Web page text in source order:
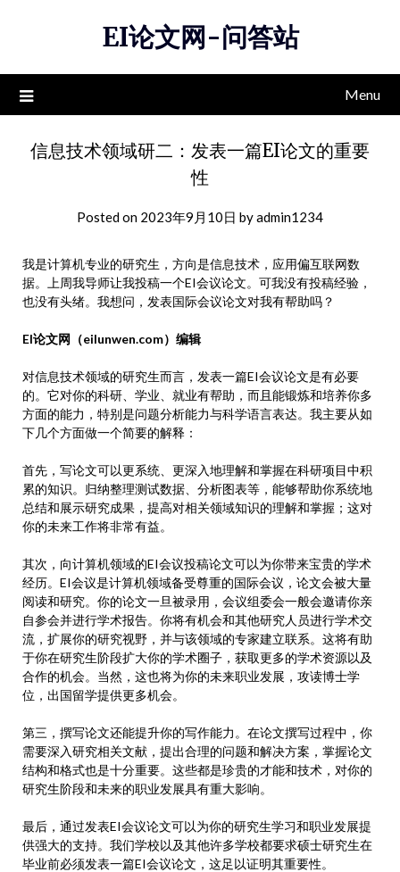
EI论文网-问答站
Menu
信息技术领域研二：发表一篇EI论文的重要
性
Posted on 2023年9月10日 byadmin1234
我是计算机专业的研究生，方向是信息技术，应用偏互联网数
据。上周我导师让我投稿一个EI会议论文。可我没有投稿经验，
也没有头绪。我想问，发表国际会议论文对我有帮助吗？
EI论文网（eilunwen.com）编辑
对信息技术领域的研究生而言，发表一篇EI会议论文是有必要
的。它对你的科研、学业、就业有帮助，而且能锻炼和培养你多
方面的能力，特别是问题分析能力与科学语言表达。我主要从如
下几个方面做一个简要的解释：
首先，写论文可以更系统、更深入地理解和掌握在科研项目中积
累的知识。归纳整理测试数据、分析图表等，能够帮助你系统地
总结和展示研究成果，提高对相关领域知识的理解和掌握；这对
你的未来工作将非常有益。
其次，向计算机领域的EI会议投稿论文可以为你带来宝贵的学术
经历。EI会议是计算机领域备受尊重的国际会议，论文会被大量
阅读和研究。你的论文一旦被录用，会议组委会一般会邀请你亲
自参会并进行学术报告。你将有机会和其他研究人员进行学术交
流，扩展你的研究视野，并与该领域的专家建立联系。这将有助
于你在研究生阶段扩大你的学术圈子，获取更多的学术资源以及
合作的机会。当然，这也将为你的未来职业发展，攻读博士学
位，出国留学提供更多机会。
第三，撰写论文还能提升你的写作能力。在论文撰写过程中，你
需要深入研究相关文献，提出合理的问题和解决方案，掌握论文
结构和格式也是十分重要。这些都是珍贵的才能和技术，对你的
研究生阶段和未来的职业发展具有重大影响。
最后，通过发表EI会议论文可以为你的研究生学习和职业发展提
供强大的支持。我们学校以及其他许多学校都要求硕士研究生在
毕业前必须发表一篇EI会议论文，这足以证明其重要性。